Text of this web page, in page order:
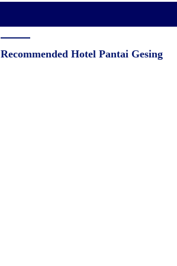
Recommended Hotel Pantai Gesing